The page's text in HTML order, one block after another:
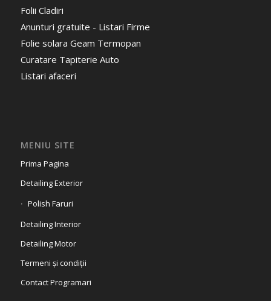
Folii Cladiri
Anunturi gratuite - Listari Firme
Folie solara Geam Termopan
Curatare Tapiterie Auto
Listari afaceri
MENIU SITE
Prima Pagina
Detailing Exterior
Polish Faruri
Detailing Interior
Detailing Motor
Termeni și condiții
Contact Programari